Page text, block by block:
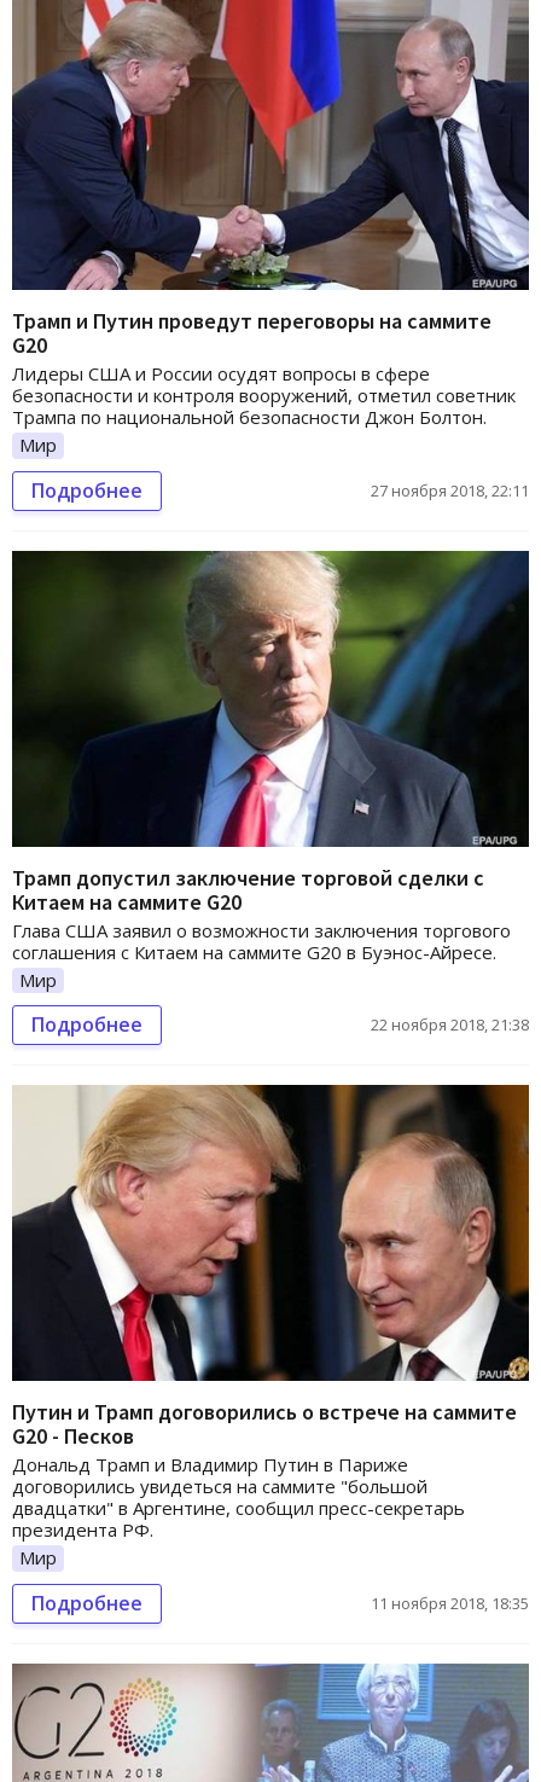
Трамп и Путин проведут переговоры на саммите
G20
Лидеры США и России осудят вопросы в сфере
безопасности и контроля вооружений, отметил советник
Трампа по национальной безопасности Джон Болтон.
Мир
Подробнее 27 ноября 2018, 22:11
Трамп допустил заключение торговой сделки с
Китаем на саммите G20
Глава США заявил о возможности заключения торгового
соглашения с Китаем на саммите G20 в Буэнос-Айресе.
Мир
Подробнее 22 ноября 2018, 21:38
Путин и Трамп договорились о встрече на саммите
G20 - Песков
Дональд Трамп и Владимир Путин в Париже
договорились увидеться на саммите "большой
двадцатки" в Аргентине, сообщил пресс-секретарь
президента РФ.
Мир
Подробнее 11 ноября 2018, 18:35